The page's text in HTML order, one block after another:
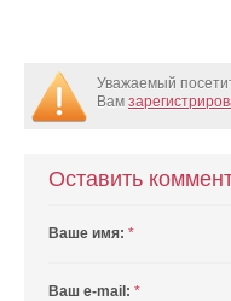
Уважаемый
Вам
Оставить
Ваше имя: *
Ваш e-mail: *